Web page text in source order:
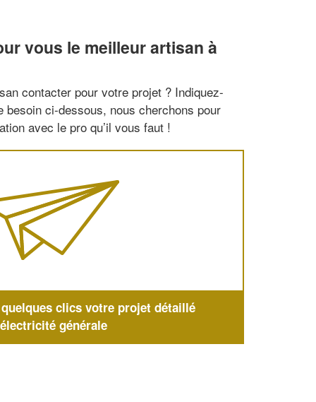
vous le meilleur artisan à
contacter pour votre projet ? Indiquez-
besoin ci-dessous, nous cherchons pour
avec le pro qu’il vous faut !
clics votre projet détaillé
générale